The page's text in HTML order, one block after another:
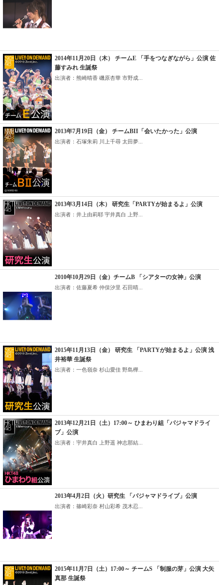
2014年11月20日（木） チームE 「手をつなぎながら」公演 佐
藤すみれ 生誕祭
出演者：熊崎晴香 磯原杏華 市野成...
2013年7月19日（金） チームBII「会いたかった」公演
出演者：石塚朱莉 川上千尋 太田夢...
2013年3月14日（木） 研究生「PARTYが始まるよ」公演
出演者：井上由莉耶 宇井真白 上野...
2010年10月29日（金）チームB 「シアターの女神」公演
出演者：佐藤夏希 仲俣汐里 石田晴...
2015年11月13日（金） 研究生 「PARTYが始まるよ」公演 浅
井裕華 生誕祭
出演者：一色嶺奈 杉山愛佳 野島樺...
2013年12月21日（土）17:00～ ひまわり組「パジャマドライ
ブ」公演
出演者：宇井真白 上野遥 神志那結...
2013年4月2日（火）研究生 「パジャマドライブ」公演
出演者：篠崎彩奈 村山彩希 茂木忍...
2015年11月7日（土）17:00～ チームS 「制服の芽」公演 大矢
真那 生誕祭